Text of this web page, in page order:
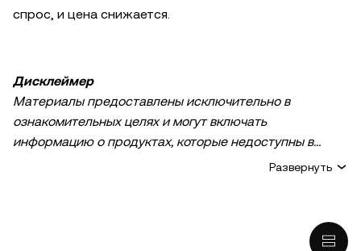
спрос, и цена снижается.
Дисклеймер
Материалы предоставлены исключительно в
ознакомительных целях и могут включать
информацию о продуктах, которые недоступны в
вашем регионе. Они не являются инвестиционным
Развернуть